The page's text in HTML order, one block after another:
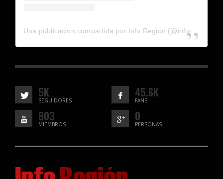
Una publicación compartida por Info Región (@inforegion_redes)
5K
SEGUIDORES
45.6K
FANS
803
MIEMBROS
0
PERSONAS